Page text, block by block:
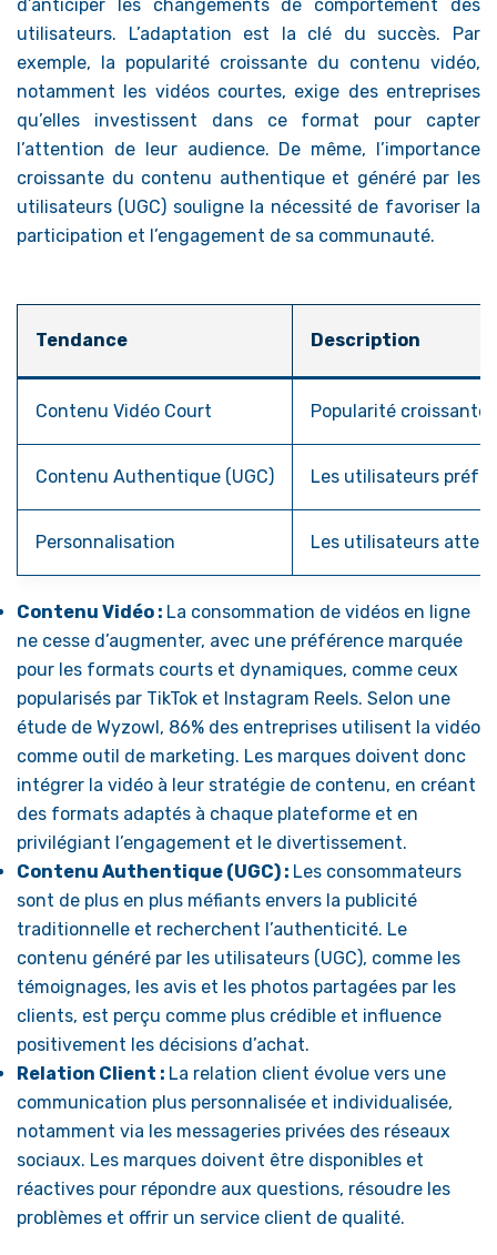
d’anticiper les changements de comportement des
utilisateurs. L’adaptation est la clé du succès. Par
exemple, la popularité croissante du contenu vidéo,
notamment les vidéos courtes, exige des entreprises
qu’elles investissent dans ce format pour capter
l’attention de leur audience. De même, l’importance
croissante du contenu authentique et généré par les
utilisateurs (UGC) souligne la nécessité de favoriser la
participation et l’engagement de sa communauté.
Tendance Description
Contenu Vidéo Court Popularité croissante
Contenu Authentique (UGC) Les utilisateurs
Personnalisation Les utilisateurs
Contenu Vidéo : La consommation de vidéos en ligne
ne cesse d’augmenter, avec une préférence marquée
pour les formats courts et dynamiques, comme ceux
popularisés par TikTok et Instagram Reels. Selon une
étude de Wyzowl, 86% des entreprises utilisent la vidéo
comme outil de marketing. Les marques doivent donc
intégrer la vidéo à leur stratégie de contenu, en créant
des formats adaptés à chaque plateforme et en
privilégiant l’engagement et le divertissement.
Contenu Authentique (UGC) : Les consommateurs
sont de plus en plus méfiants envers la publicité
traditionnelle et recherchent l’authenticité. Le
contenu généré par les utilisateurs (UGC), comme les
témoignages, les avis et les photos partagées par les
clients, est perçu comme plus crédible et influence
positivement les décisions d’achat.
Relation Client : La relation client évolue vers une
communication plus personnalisée et individualisée,
notamment via les messageries privées des réseaux
sociaux. Les marques doivent être disponibles et
réactives pour répondre aux questions, résoudre les
problèmes et offrir un service client de qualité.